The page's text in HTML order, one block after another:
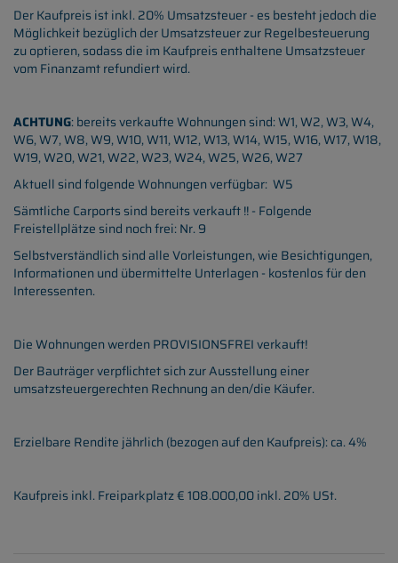
Der Kaufpreis ist inkl. 20% Umsatzsteuer - es besteht jedoch die
Möglichkeit bezüglich der Umsatzsteuer zur Regelbesteuerung
zu optieren, sodass die im Kaufpreis enthaltene Umsatzsteuer
vom Finanzamt refundiert wird.
ACHTUNG: bereits verkaufte Wohnungen sind: W1, W2, W3, W4,
W6, W7, W8, W9, W10, W11, W12, W13, W14, W15, W16, W17, W18,
W19, W20, W21, W22, W23, W24, W25, W26, W27
Aktuell sind folgende Wohnungen verfügbar: W5
Sämtliche Carports sind bereits verkauft !! - Folgende
Freistellplätze sind noch frei: Nr. 9
Selbstverständlich sind alle Vorleistungen, wie Besichtigungen,
Informationen und übermittelte Unterlagen - kostenlos für den
Interessenten.
Die Wohnungen werden PROVISIONSFREI verkauft!
Der Bauträger verpflichtet sich zur Ausstellung einer
umsatzsteuergerechten Rechnung an den/die Käufer.
Erzielbare Rendite jährlich (bezogen auf den Kaufpreis): ca. 4%
Kaufpreis inkl. Freiparkplatz € 108.000,00 inkl. 20% USt.